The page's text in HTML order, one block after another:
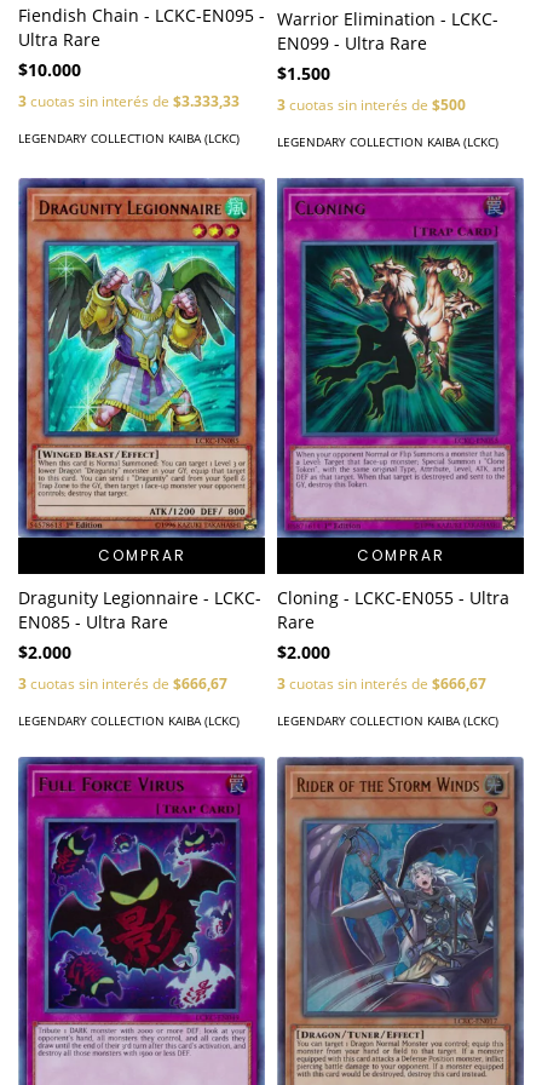
Fiendish Chain - LCKC-EN095 -
Ultra Rare
$10.000
3cuotas sin interés de $3.333,33
LEGENDARY COLLECTION KAIBA (LCKC)
Warrior Elimination - LCKC-
EN099 - Ultra Rare
$1.500
3cuotas sin interés de $500
LEGENDARY COLLECTION KAIBA (LCKC)
COMPRAR
Dragunity Legionnaire - LCKC-
EN085 - Ultra Rare
$2.000
3cuotas sin interés de $666,67
LEGENDARY COLLECTION KAIBA (LCKC)
COMPRAR
Cloning - LCKC-EN055 - Ultra
Rare
$2.000
3cuotas sin interés de $666,67
LEGENDARY COLLECTION KAIBA (LCKC)